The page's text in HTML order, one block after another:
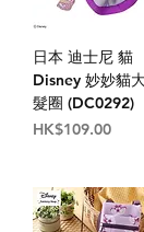
日本 迪士尼 貓
Disney 妙妙貓
髮圈 (DC0292)
價格
HK$109.00